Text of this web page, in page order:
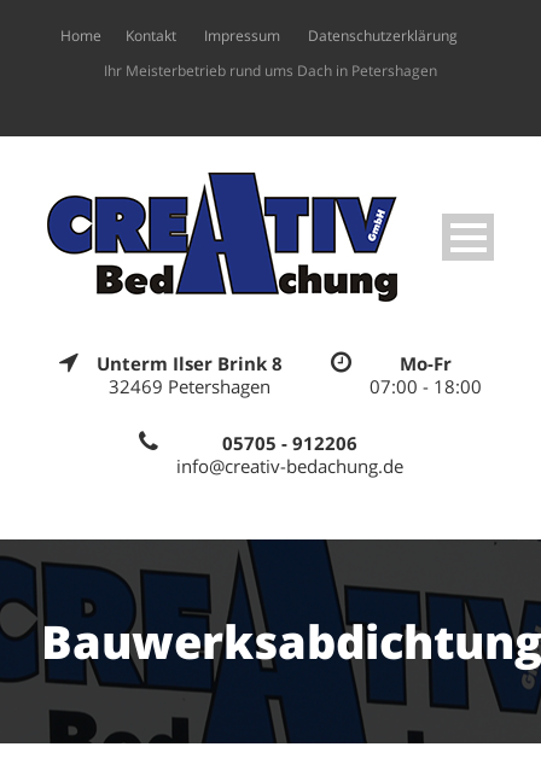
Home Kontakt Impressum
Datenschutzerklärung
Ihr Meisterbetrieb rund ums Dach in Petershagen
Unterm Ilser Brink 8
32469 Petershagen
Mo-Fr
07:00 - 18:00
05705 - 912206
info@creativ-bedachung.de
Bauwerksabdichtung